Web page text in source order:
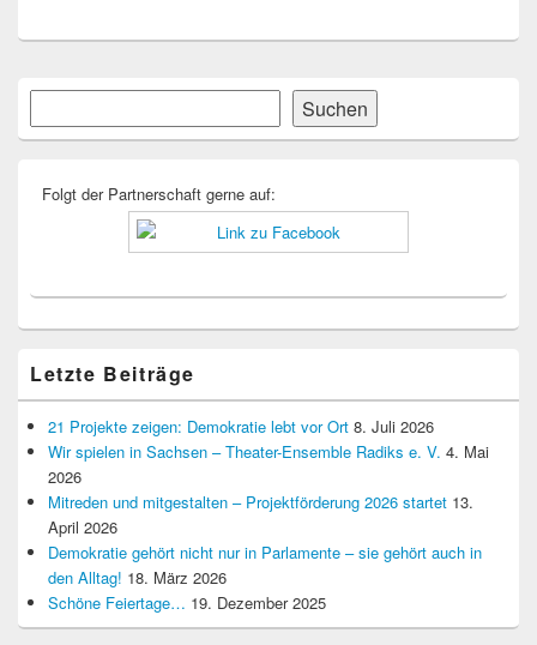
Primärer
Widgetbereich
Suchen
Folgt der Partnerschaft gerne auf:
Letzte Beiträge
21 Projekte zeigen: Demokratie lebt vor Ort 8. Juli 2026
Wir spielen in Sachsen – Theater-Ensemble Radiks e. V. 4. Mai
2026
Mitreden und mitgestalten – Projektförderung 2026 startet 13.
April 2026
Demokratie gehört nicht nur in Parlamente – sie gehört auch in
den Alltag! 18. März 2026
Schöne Feiertage… 19. Dezember 2025